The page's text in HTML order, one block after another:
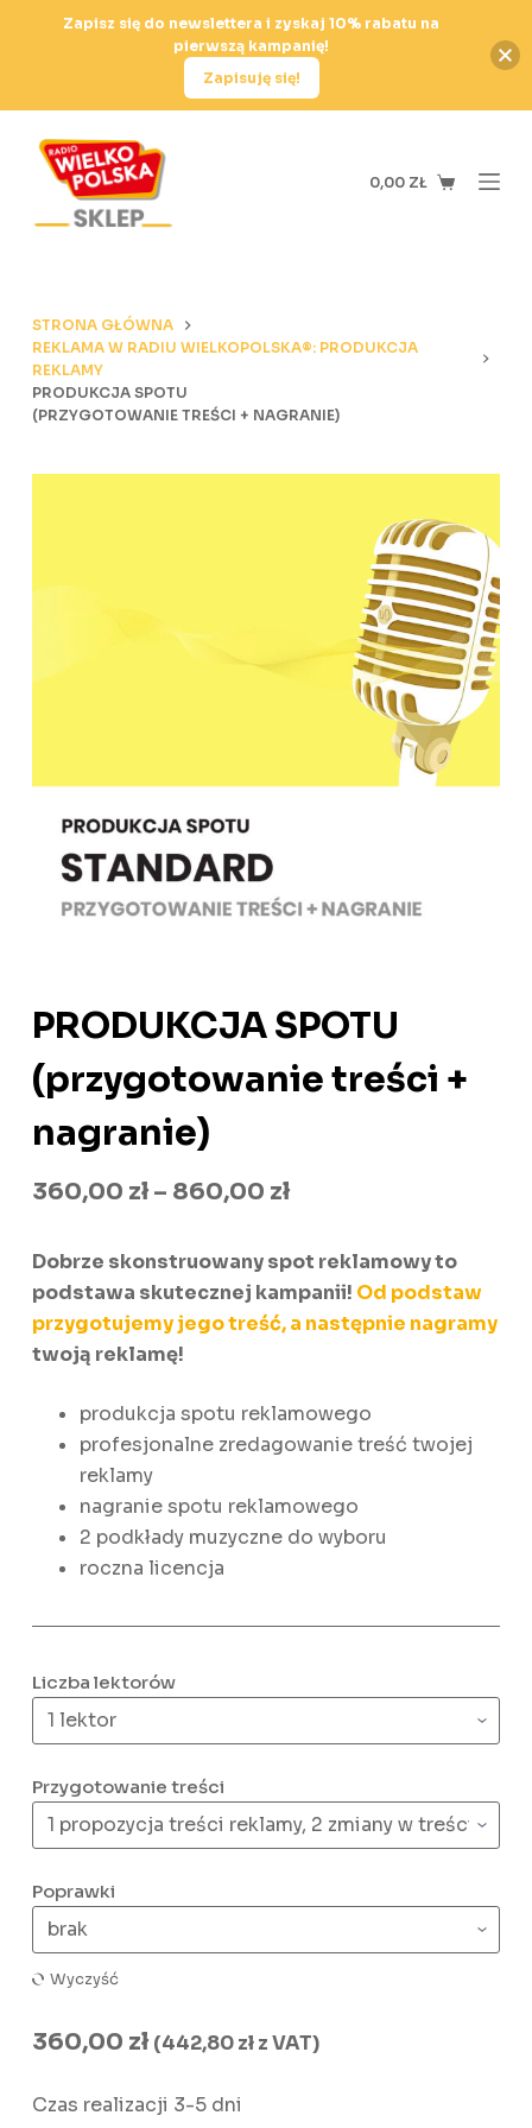
e
ś
c
0,00 ZŁ
STRONA GŁÓWNA
REKLAMA W RADIU WIELKOPOLSKA®: PRODUKCJA
REKLAMY
PRODUKCJA SPOTU
(PRZYGOTOWANIE TREŚCI + NAGRANIE)
PRODUKCJA SPOTU
(przygotowanie treści +
nagranie)
360,00 zł – 860,00 złZakres
od
360,00 zł
Dobrze skonstruowany spot reklamowy to
podstawa skutecznej kampanii! Od podstaw
przygotujemy jego treść, a następnie nagramy
twoją reklamę!
produkcja spotu reklamowego
profesjonalne zredagowanie treść twojej
reklamy
nagranie spotu reklamowego
2 podkłady muzyczne do wyboru
roczna licencja
Liczba lektorów
Przygotowanie treści
Poprawki
Wyczyść
360,00 zł (442,80złz VAT)
Czas realizacji 3-5 dni
Zapisz się do newslettera i zyskaj 10% rabatu na
pierwszą kampanię!
Zapisuję się!